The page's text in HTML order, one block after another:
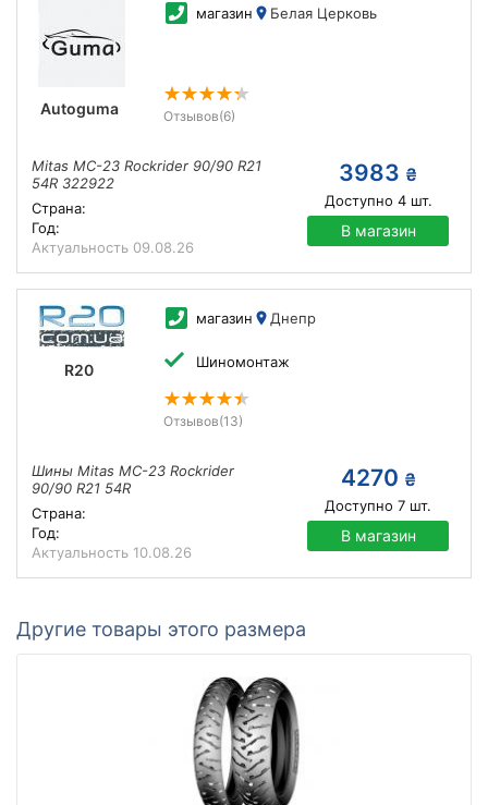
Autoguma
магазин Белая Церковь
Отзывов(6)
Mitas MC-23 Rockrider 90/90 R21
54R 322922
Страна:
Год:
Актуальность 09.08.26
3983 ₴
Доступно 4шт.
В магазин
R20
магазин Днепр
Шиномонтаж
Отзывов(13)
Шины Mitas MC-23 Rockrider
90/90 R21 54R
Страна:
Год:
Актуальность 10.08.26
4270 ₴
Доступно 7 шт.
В магазин
Другие товары этого размера